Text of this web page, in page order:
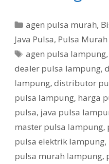
e
b
o
o
k
itt
er
K
a
e
g
o
r
i
agen pulsa murah,
Java Pulsa, Pulsa Murah
T
a
agen pulsa lampung
dealer pulsa lampung,
lampung, distributor
pulsa lampung, harga
pulsa, java pulsa
master pulsa lampung,
pulsa elektrik lampung,
pulsa murah lampung,